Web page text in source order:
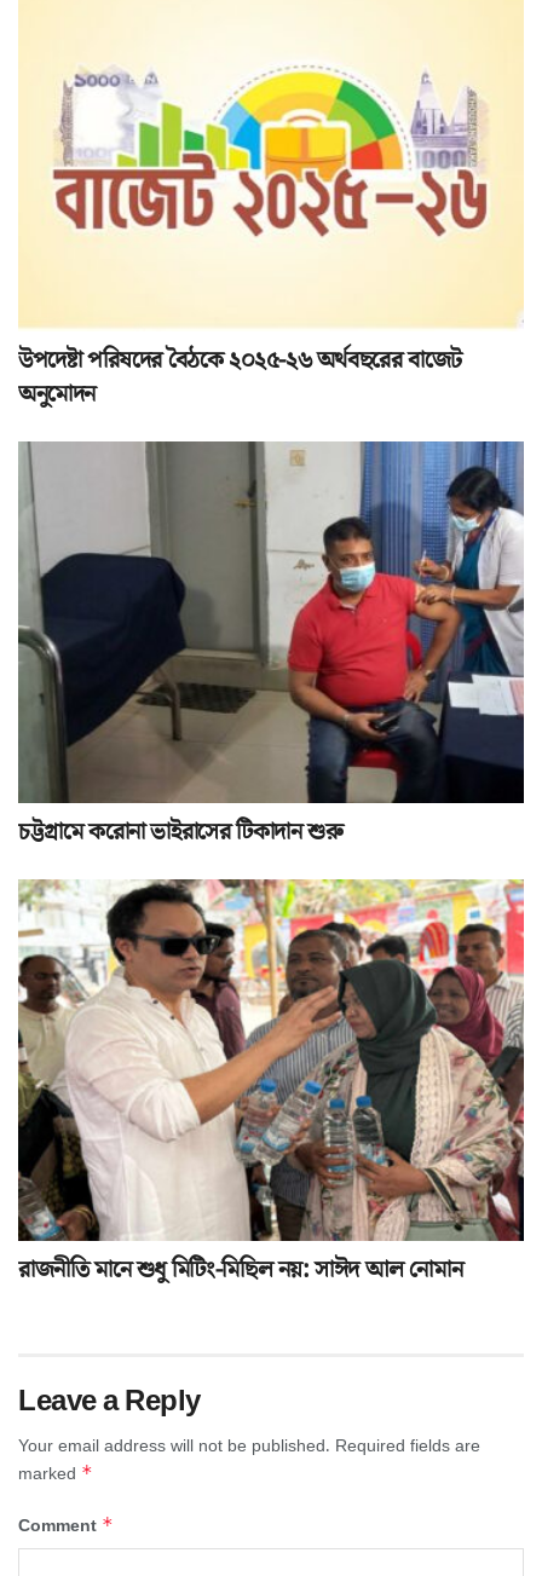
উপদেষ্টা পরিষদের বৈঠকে ২০২৫-২৬ অর্থবছরের বাজেট
অনুমোদন
চট্টগ্রামে করোনা ভাইরাসের টিকাদান শুরু
রাজনীতি মানে শুধু মিটিং-মিছিল নয়: সাঈদ আল নোমান
Leave a Reply
Your email address will not be published. Required fields are
marked *
Comment *